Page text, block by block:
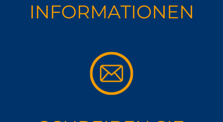
INFORMA­TIONEN